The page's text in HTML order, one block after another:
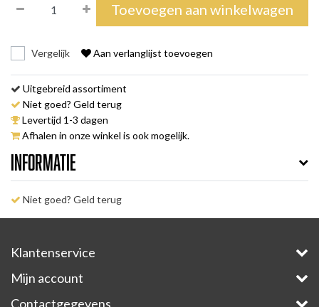
Toevoegen aan winkelwagen
Vergelijk Aan verlanglijst toevoegen
Uitgebreid assortiment
Niet goed? Geld terug
Levertijd 1-3 dagen
Afhalen in onze winkel is ook mogelijk.
Informatie
Niet goed? Geld terug
Klantenservice
Mijn account
Contactgegevens